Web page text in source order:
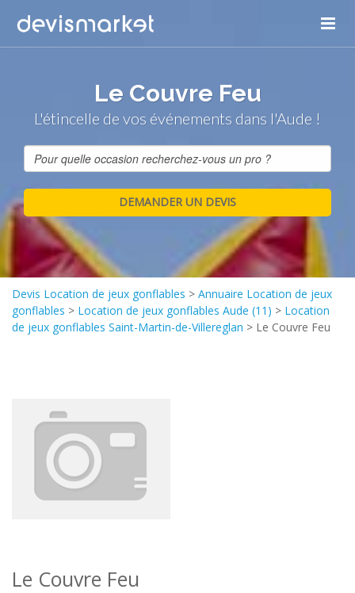
Le Couvre Feu
L'étincelle de vos événements dans l'Aude !
Devis Location de jeux gonflables > Annuaire Location de jeux
gonflables > Location de jeux gonflables Aude (11) > Location
de jeux gonflables Saint-Martin-de-Villereglan > Le Couvre Feu
Le Couvre Feu